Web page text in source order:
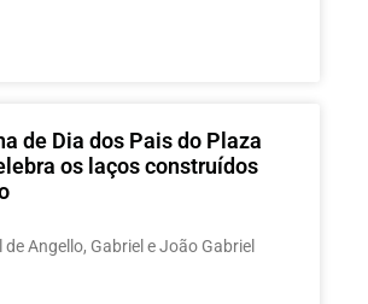
de Dia dos Pais do Plaza
os laços construídos
Angello, Gabriel e João Gabriel